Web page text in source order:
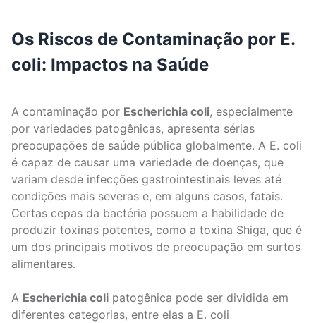
Os Riscos de Contaminação por E.
coli: Impactos na Saúde
A contaminação por Escherichia coli, especialmente
por variedades patogênicas, apresenta sérias
preocupações de saúde pública globalmente. A E. coli
é capaz de causar uma variedade de doenças, que
variam desde infecções gastrointestinais leves até
condições mais severas e, em alguns casos, fatais.
Certas cepas da bactéria possuem a habilidade de
produzir toxinas potentes, como a toxina Shiga, que é
um dos principais motivos de preocupação em surtos
alimentares.
A Escherichia coli patogênica pode ser dividida em
diferentes categorias, entre elas a E. coli